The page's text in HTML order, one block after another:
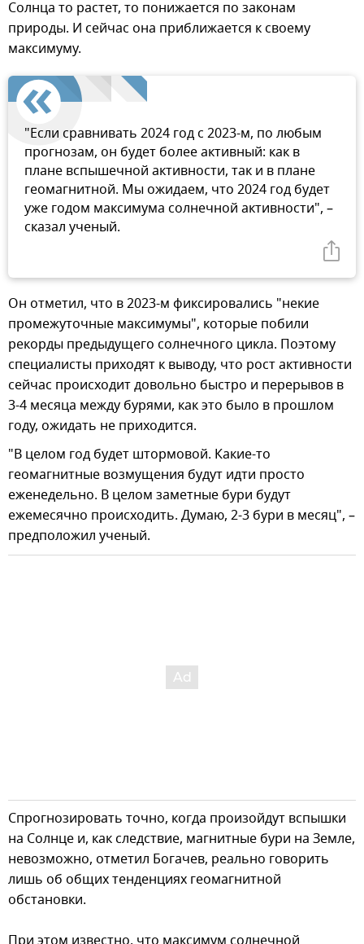
Солнца то растет, то понижается по законам
природы. И сейчас она приближается к своему
максимуму.
"Если сравнивать 2024 год с 2023-м, по любым
прогнозам, он будет более активный: как в
плане вспышечной активности, так и в плане
геомагнитной. Мы ожидаем, что 2024 год будет
уже годом максимума солнечной активности", –
сказал ученый.
Он отметил, что в 2023-м фиксировались "некие
промежуточные максимумы", которые побили
рекорды предыдущего солнечного цикла. Поэтому
специалисты приходят к выводу, что рост активности
сейчас происходит довольно быстро и перерывов в
3-4 месяца между бурями, как это было в прошлом
году, ожидать не приходится.
"В целом год будет штормовой. Какие-то
геомагнитные возмущения будут идти просто
еженедельно. В целом заметные бури будут
ежемесячно происходить. Думаю, 2-3 бури в месяц", –
предположил ученый.
Спрогнозировать точно, когда произойдут вспышки
на Солнце и, как следствие, магнитные бури на Земле,
невозможно, отметил Богачев, реально говорить
лишь об общих тенденциях геомагнитной
обстановки.